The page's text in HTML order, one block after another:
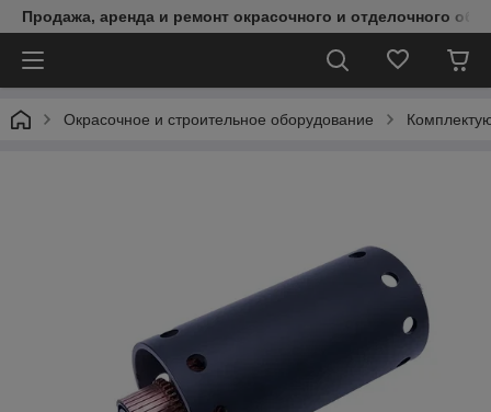
Продажа, аренда и ремонт окрасочного и отделочного
Окрасочное и строительное оборудование